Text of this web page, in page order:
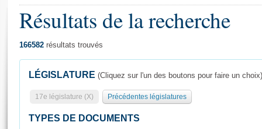
Présidence
Séance publique
Général
Rôle et pouvoirs de l'Assemblée
Visiter l'Assemblée
Résultats de la recherche
166582 résultats trouvés
LÉGISLATURE (Cliquez sur l'un des boutons pour faire un choix)
17e législature (X) Précédentes législatures
TYPES DE DOCUMENTS